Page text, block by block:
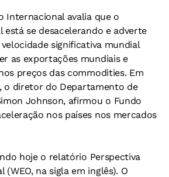
Internacional avalia que o
está se desacelerando e adverte
significativa mundial
as exportações mundiais e
preços das commodities. Em
o diretor do Departamento de
Johnson, afirmou o Fundo
nos países nos mercados
hoje o relatório Perspectiva
(WEO, na sigla em inglês). O